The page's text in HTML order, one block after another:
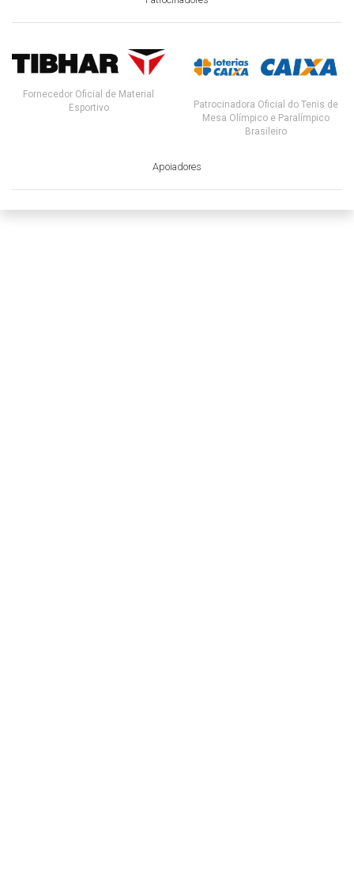
Fornecedor Oficial de Material
Esportivo
Patrocinadora Oficial do Tenis de
Mesa Olímpico e Paralímpico
Brasileiro
Apoiadores